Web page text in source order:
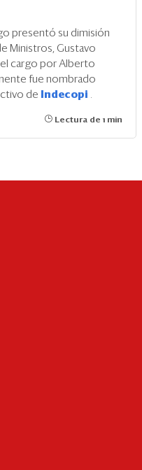
presentó su dimisión
Ministros, Gustavo
el cargo por Alberto
fue nombrado
de
Indecopi
Lectura de 1 min